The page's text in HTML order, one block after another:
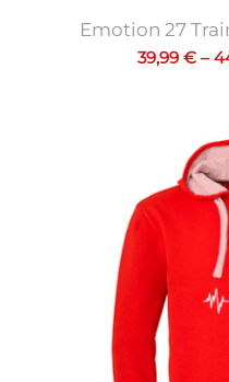
Emotion 27
39,99€ –